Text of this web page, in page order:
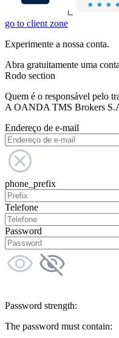
go to client zone
Experimente a nossa conta.
Abra gratuitamente uma
Rodo section
Quem é o responsável pelo
A OANDA TMS Brokers
Endereço de e-mail
phone_prefix
Telefone
Password
Password strength:
The password must contain: